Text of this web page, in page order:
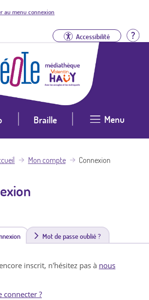
au menu connexion
Accessibilité
Braille Menu
Mon compte Connexion
(
n
Mot de passe oublié ?
inscrit, n'hésitez pas à nous
connecter ?